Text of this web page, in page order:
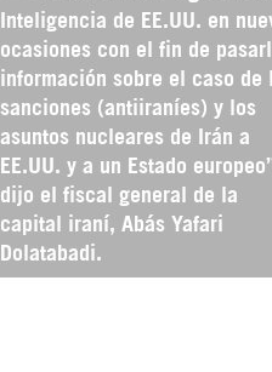
Inteligencia de EE.UU. en
ocasiones con el fin de
información sobre el caso de
sanciones (antiiraníes) y los
asuntos nucleares de Irán a
EE.UU. y a un Estado
dijo el fiscal general de la
capital iraní, Abás Yafari
Dolatabadi.